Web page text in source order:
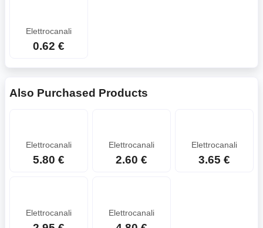
Elettrocanali
0.62 €
Also Purchased Products
Elettrocanali
5.80 €
Elettrocanali
2.60 €
Elettrocanali
3.65 €
Elettrocanali Elettrocanali